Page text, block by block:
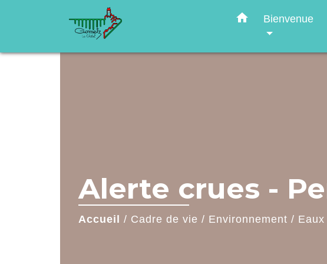
home Bienvenue
Alerte crues -
Accueil / Cadre de vie / Environnement / Eaux